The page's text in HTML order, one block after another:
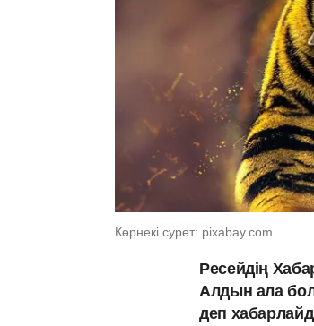
Көрнекі сурет: pixabay.com
Ресейдің
Алдын ала
деп